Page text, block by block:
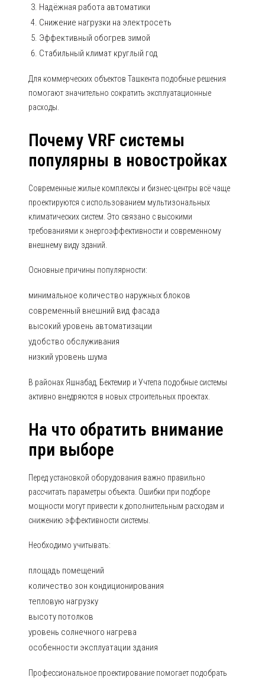
Надёжная работа автоматики
Снижение нагрузки на электросеть
Эффективный обогрев зимой
Стабильный климат круглый год
Для коммерческих объектов Ташкента подобные решения
помогают значительно сократить эксплуатационные
расходы.
Почему VRF системы
популярны в новостройках
Современные жилые комплексы и бизнес-центры всё чаще
проектируются с использованием мультизональных
климатических систем. Это связано с высокими
требованиями к энергоэффективности и современному
внешнему виду зданий.
Основные причины популярности:
минимальное количество наружных блоков
современный внешний вид фасада
высокий уровень автоматизации
удобство обслуживания
низкий уровень шума
В районах Яшнабад, Бектемир и Учтепа подобные системы
активно внедряются в новых строительных проектах.
На что обратить внимание
при выборе
Перед установкой оборудования важно правильно
рассчитать параметры объекта. Ошибки при подборе
мощности могут привести к дополнительным расходам и
снижению эффективности системы.
Необходимо учитывать:
площадь помещений
количество зон кондиционирования
тепловую нагрузку
высоту потолков
уровень солнечного нагрева
особенности эксплуатации здания
Профессиональное проектирование помогает подобрать